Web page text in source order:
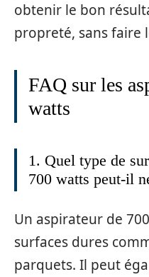
obtenir le bon
propreté, sans faire
FAQ sur les
watts
1. Quel type de
700 watts peut-il
Un aspirateur de
surfaces dures
parquets. Il peut